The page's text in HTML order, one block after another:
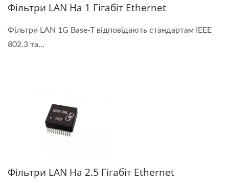
Фільтри LAN На 1 Гігабіт Ethernet
Фільтри LAN 1G Base-T відповідають стандартам IEEE
802.3 та...
Фільтри LAN На 2.5 Гігабіт Ethernet